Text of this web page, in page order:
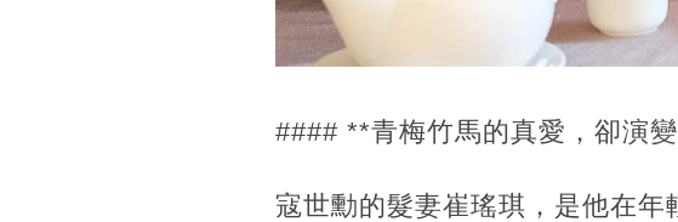
#### **青梅竹馬的真愛，卻演
寇世勳的髮妻崔瑤琪，是他在